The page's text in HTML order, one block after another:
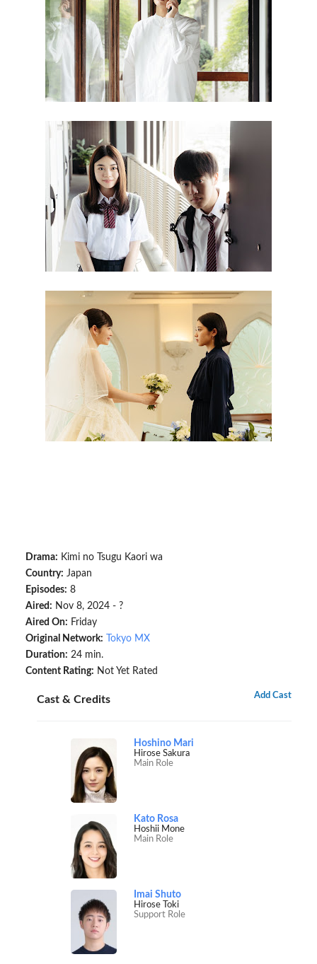
Drama: Kimi no Tsugu Kaori wa
Country: Japan
Episodes: 8
Aired: Nov 8, 2024 - ?
Aired On: Friday
Original Network:
Tokyo MX
Duration: 24 min.
Content Rating: Not Yet Rated
Cast & Credits Add Cast
Hoshino Mari
Hirose Sakura
Main Role
Kato Rosa
Hoshii Mone
Main Role
Imai Shuto
Hirose Toki
Support Role